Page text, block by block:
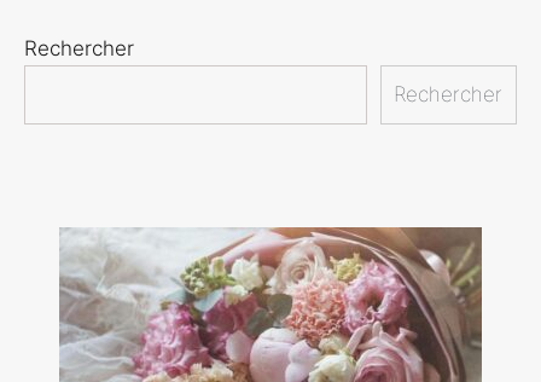
Rechercher
Rechercher